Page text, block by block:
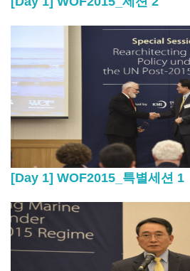
[Day 1] WOF2015_특별세션 1